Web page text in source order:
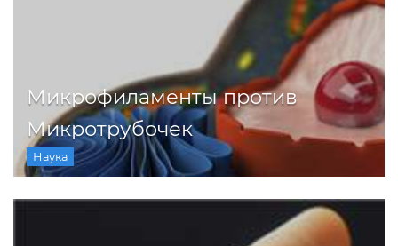
Микрофиламенты против
Микротрубочек
Наука